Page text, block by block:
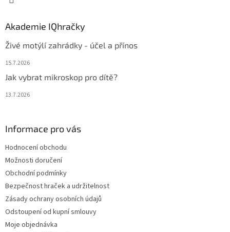
Akademie IQhračky
Živé motýlí zahrádky - účel a přínos
15.7.2026
Jak vybrat mikroskop pro dítě?
13.7.2026
Informace pro vás
Hodnocení obchodu
Možnosti doručení
Obchodní podmínky
Bezpečnost hraček a udržitelnost
Zásady ochrany osobních údajů
Odstoupení od kupní smlouvy
Moje objednávka